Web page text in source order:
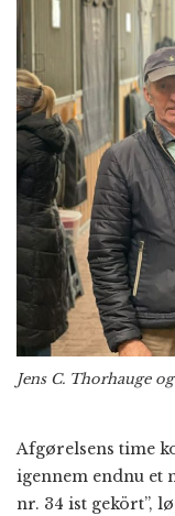
Jens C. Thorhauge
Afgørelsens time
igennem endnu et
nr. 34 ist gekört”,